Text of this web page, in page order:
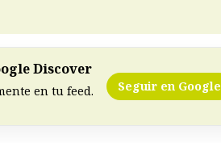
Discover
en tu feed. Seguir en Google